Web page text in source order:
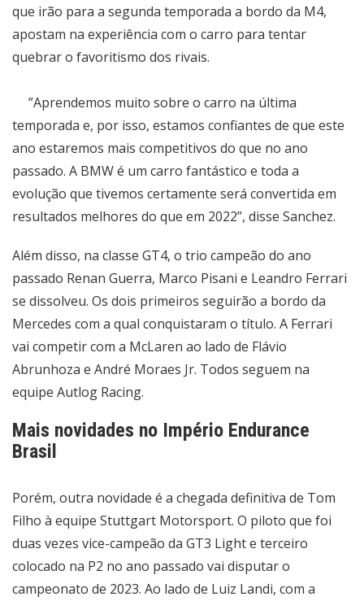
que irão para a segunda temporada a bordo da M4,
apostam na experiência com o carro para tentar
quebrar o favoritismo dos rivais.
”Aprendemos muito sobre o carro na última
temporada e, por isso, estamos confiantes de que este
ano estaremos mais competitivos do que no ano
passado. A BMW é um carro fantástico e toda a
evolução que tivemos certamente será convertida em
resultados melhores do que em 2022”, disse Sanchez.
Além disso, na classe GT4, o trio campeão do ano
passado Renan Guerra, Marco Pisani e Leandro Ferrari
se dissolveu. Os dois primeiros seguirão a bordo da
Mercedes com a qual conquistaram o título. A Ferrari
vai competir com a McLaren ao lado de Flávio
Abrunhoza e André Moraes Jr. Todos seguem na
equipe Autlog Racing.
Mais novidades no Império Endurance
Brasil
Porém, outra novidade é a chegada definitiva de Tom
Filho à equipe Stuttgart Motorsport. O piloto que foi
duas vezes vice-campeão da GT3 Light e terceiro
colocado na P2 no ano passado vai disputar o
campeonato de 2023. Ao lado de Luiz Landi, com a